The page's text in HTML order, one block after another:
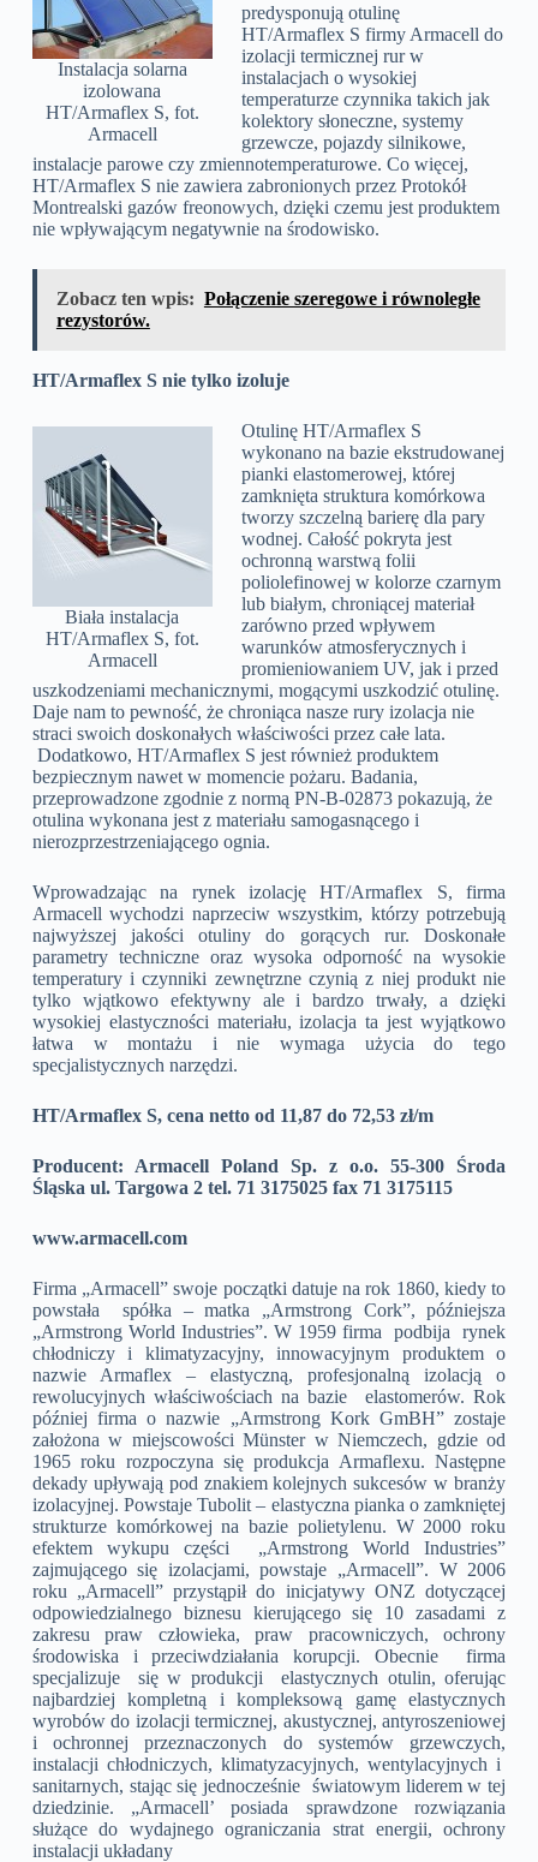
Instalacja solarna
izolowana
HT/Armaflex S, fot.
Armacell
predysponują otulinę
HT/Armaflex S firmy Armacell do
izolacji termicznej rur w
instalacjach o wysokiej
temperaturze czynnika takich jak
kolektory słoneczne, systemy
grzewcze, pojazdy silnikowe,
instalacje parowe czy zmiennotemperaturowe. Co więcej,
HT/Armaflex S nie zawiera zabronionych przez Protokół
Montrealski gazów freonowych, dzięki czemu jest produktem
nie wpływającym negatywnie na środowisko.
Zobacz ten wpis: Połączenie szeregowe i równoległe
rezystorów.
HT/Armaflex S nie tylko izoluje
Biała instalacja
HT/Armaflex S, fot.
Armacell
Otulinę HT/Armaflex S
wykonano na bazie ekstrudowanej
pianki elastomerowej, której
zamknięta struktura komórkowa
tworzy szczelną barierę dla pary
wodnej. Całość pokryta jest
ochronną warstwą folii
poliolefinowej w kolorze czarnym
lub białym, chroniącej materiał
zarówno przed wpływem
warunków atmosferycznych i
promieniowaniem UV, jak i przed
uszkodzeniami mechanicznymi, mogącymi uszkodzić otulinę.
Daje nam to pewność, że chroniąca nasze rury izolacja nie
straci swoich doskonałych właściwości przez całe lata.
Dodatkowo, HT/Armaflex S jest również produktem
bezpiecznym nawet w momencie pożaru. Badania,
przeprowadzone zgodnie z normą PN-B-02873 pokazują, że
otulina wykonana jest z materiału samogasnącego i
nierozprzestrzeniającego ognia.
Wprowadzając na rynek izolację HT/Armaflex S, firma
Armacell wychodzi naprzeciw wszystkim, którzy potrzebują
najwyższej jakości otuliny do gorących rur. Doskonałe
parametry techniczne oraz wysoka odporność na wysokie
temperatury i czynniki zewnętrzne czynią z niej produkt nie
tylko wjątkowo efektywny ale i bardzo trwały, a dzięki
wysokiej elastyczności materiału, izolacja ta jest wyjątkowo
łatwa w montażu i nie wymaga użycia do tego
specjalistycznych narzędzi.
HT/Armaflex S, cena netto od 11,87 do 72,53 zł/m
Producent: Armacell Poland Sp. z o.o. 55-300 Środa
Śląska ul. Targowa 2 tel. 71 3175025 fax 71 3175115
www.armacell.com
Firma „Armacell” swoje początki datuje na rok 1860, kiedy to
powstała spółka – matka „Armstrong Cork”, późniejsza
„Armstrong World Industries”. W 1959 firma podbija rynek
chłodniczy i klimatyzacyjny, innowacyjnym produktem o
nazwie Armaflex – elastyczną, profesjonalną izolacją o
rewolucyjnych właściwościach na bazie elastomerów. Rok
później firma o nazwie „Armstrong Kork GmBH” zostaje
założona w miejscowości Münster w Niemczech, gdzie od
1965 roku rozpoczyna się produkcja Armaflexu. Następne
dekady upływają pod znakiem kolejnych sukcesów w branży
izolacyjnej. Powstaje Tubolit – elastyczna pianka o zamkniętej
strukturze komórkowej na bazie polietylenu. W 2000 roku
efektem wykupu części „Armstrong World Industries”
zajmującego się izolacjami, powstaje „Armacell”. W 2006
roku „Armacell” przystąpił do inicjatywy ONZ dotyczącej
odpowiedzialnego biznesu kierującego się 10 zasadami z
zakresu praw człowieka, praw pracowniczych, ochrony
środowiska i przeciwdziałania korupcji. Obecnie firma
specjalizuje się w produkcji elastycznych otulin, oferując
najbardziej kompletną i kompleksową gamę elastycznych
wyrobów do izolacji termicznej, akustycznej, antyroszeniowej
i ochronnej przeznaczonych do systemów grzewczych,
instalacji chłodniczych, klimatyzacyjnych, wentylacyjnych i
sanitarnych, stając się jednocześnie światowym liderem w tej
dziedzinie. „Armacell’ posiada sprawdzone rozwiązania
służące do wydajnego ograniczania strat energii, ochrony
instalacji układany